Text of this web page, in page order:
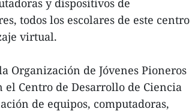
todos los escolares de este centro
virtual.
Organización de Jóvenes Pioneros
el Centro de Desarrollo de Ciencia
de equipos, computadoras,